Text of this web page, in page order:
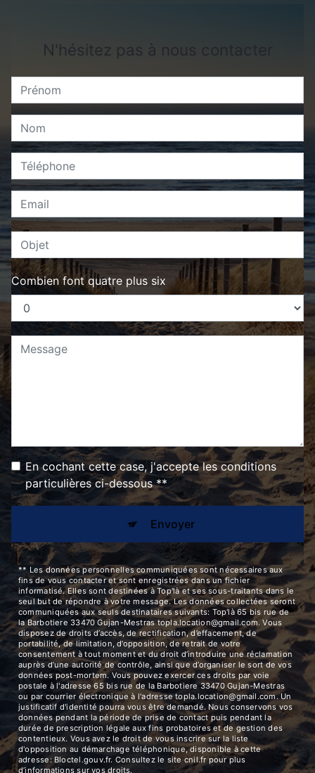
N'hésitez pas à nous contacter
Combien font quatre plus six
En cochant cette case, j'accepte les conditions
particulières ci-dessous **
Envoyer
** Les données personnelles communiquées sont nécessaires aux
fins de vous contacter et sont enregistrées dans un fichier
informatisé. Elles sont destinées à Top'là et ses sous-traitants dans le
seul but de répondre à votre message. Les données collectées seront
communiquées aux seuls destinataires suivants: Top'là 65 bis rue de
la Barbotiere 33470 Gujan-Mestras topla.location@gmail.com. Vous
disposez de droits d’accès, de rectification, d’effacement, de
portabilité, de limitation, d’opposition, de retrait de votre
consentement à tout moment et du droit d’introduire une réclamation
auprès d’une autorité de contrôle, ainsi que d’organiser le sort de vos
données post-mortem. Vous pouvez exercer ces droits par voie
postale à l'adresse 65 bis rue de la Barbotiere 33470 Gujan-Mestras
ou par courrier électronique à l'adresse topla.location@gmail.com. Un
justificatif d'identité pourra vous être demandé. Nous conservons vos
données pendant la période de prise de contact puis pendant la
durée de prescription légale aux fins probatoires et de gestion des
contentieux. Vous avez le droit de vous inscrire sur la liste
d'opposition au démarchage téléphonique, disponible à cette
adresse:
Bloctel.gouv.fr. Consultez le site cnil.fr pour plus
d’informations sur vos droits.